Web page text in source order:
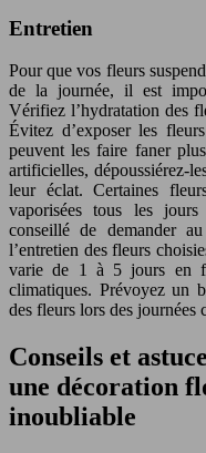
Entretien
Pour que vos fleurs
de la journée, il est
Vérifiez l’hydratation des
Évitez d’exposer les
peuvent les faire faner
artificielles, dépoussiérez-
leur éclat. Certaines
vaporisées tous les
conseillé de demander
l’entretien des fleurs
varie de 1 à 5 jours en
climatiques. Prévoyez un
des fleurs lors des journées
Conseils et
une décoration
inoubliable